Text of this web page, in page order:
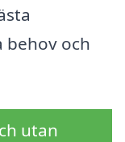
behov och
utan